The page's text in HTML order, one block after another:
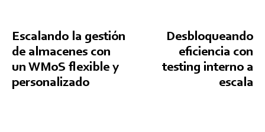
Escalando la gestión
de almacenes con
un WMoS flexible y
personalizado
Desbloqueando
eficiencia con
testing interno a
escala